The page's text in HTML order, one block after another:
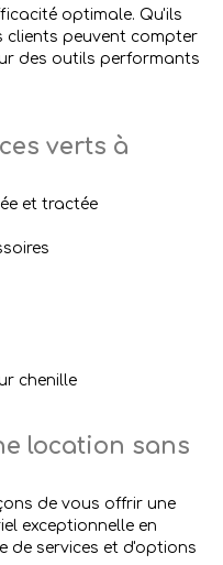
optimale. Qu'ils
clients peuvent compter
des outils performants
verts à
et tractée
chenille
location sans
de vous offrir une
exceptionnelle en
de services et d'options